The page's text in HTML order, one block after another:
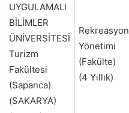
UYGULAMALI
BİLİMLER
ÜNİVERSİTESİ
Turizm
Fakültesi
(Sapanca)
(SAKARYA)
Rekreasyon
Yönetimi
(Fakülte)
(4 Yıllık)